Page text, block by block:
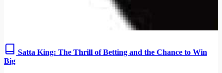
Satta King: The Thrill of Betting and the Chance to Win
Big